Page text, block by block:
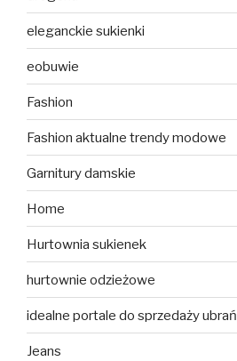
eleganckie sukienki
eobuwie
Fashion
Fashion aktualne trendy modowe
Garnitury damskie
Home
Hurtownia sukienek
hurtownie odzieżowe
idealne portale do sprzedaży ubrań
Jeans